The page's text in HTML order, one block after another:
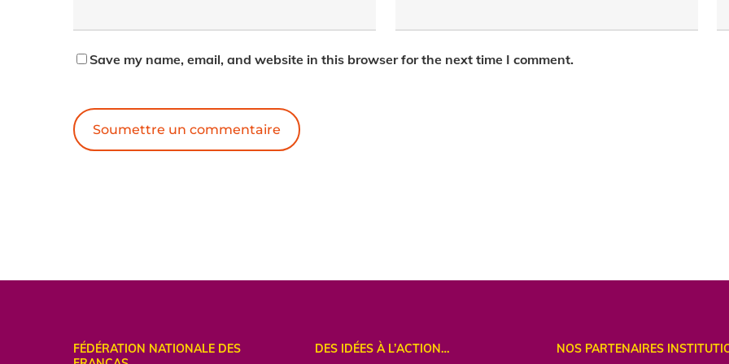
Save my name, email, and website in this browser for the next time I comment.
FÉDÉRATION NATIONALE DES
DES IDÉES À L’ACTION… NOS PARTENAIRES